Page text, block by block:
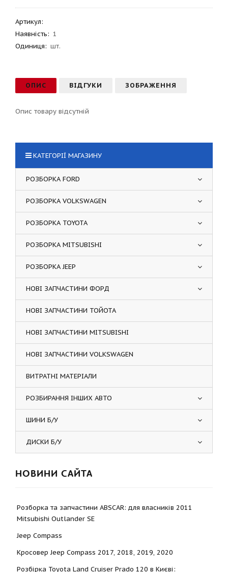
Артикул:
Наявність: 1
Одиниця: шт.
ОПИС ВІДГУКИ ЗОБРАЖЕННЯ
Опис товару відсутній
КАТЕГОРІЇ МАГАЗИНУ
РОЗБОРКА FORD
РОЗБОРКА VOLKSWAGEN
РОЗБОРКА TOYOTA
РОЗБОРКА MITSUBISHI
РОЗБОРКА JEEP
НОВІ ЗАПЧАСТИНИ ФОРД
НОВІ ЗАПЧАСТИНИ ТОЙОТА
НОВІ ЗАПЧАСТИНИ MITSUBISHI
НОВІ ЗАПЧАСТИНИ VOLKSWAGEN
ВИТРАТНІ МАТЕРІАЛИ
РОЗБИРАННЯ ІНШИХ АВТО
ШИНИ Б/У
ДИСКИ Б/У
НОВИНИ САЙТА
Розборка та запчастини ABSCAR: для власників 2011
Mitsubishi Outlander SE
Jeep Compass
Кросовер Jeep Compass 2017, 2018, 2019, 2020
Розбірка Toyota Land Cruiser Prado 120 в Києві: